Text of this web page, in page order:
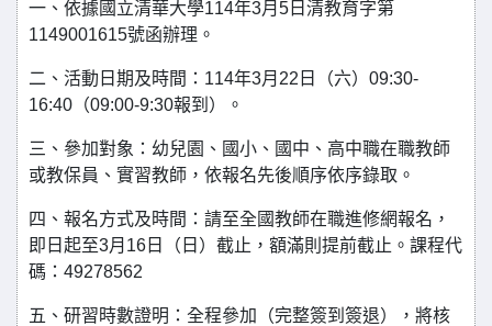
一、依據國立清華大學114年3月5日清教育字第
1149001615號函辦理。
二、活動日期及時間：114年3月22日（六）09:30-
16:40（09:00-9:30報到）。
三、參加對象：幼兒園、國小、國中、高中職在職教師
或教保員、實習教師，依報名先後順序依序錄取。
四、報名方式及時間：請至全國教師在職進修網報名，
即日起至3月16日（日）截止，額滿則提前截止。課程代
碼：49278562
五、研習時數證明：全程參加（完整簽到簽退），將核